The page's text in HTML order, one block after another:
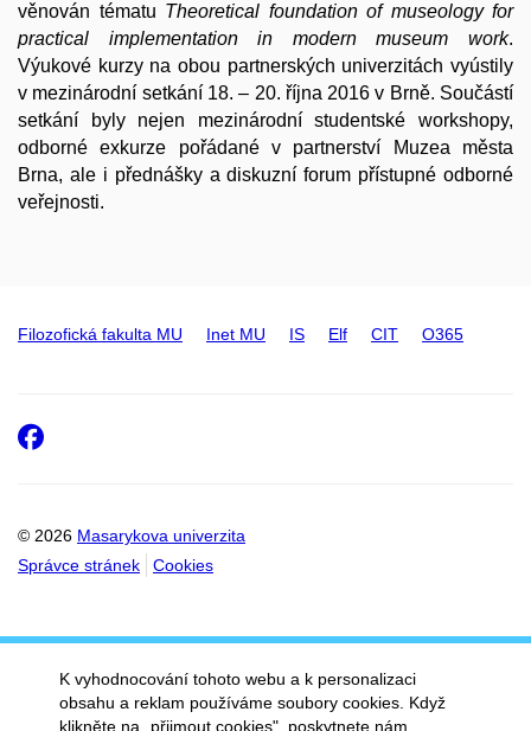
věnován tématu Theoretical foundation of museology for
practical implementation in modern museum work.
Výukové kurzy na obou partnerských univerzitách vyústily
v mezinárodní setkání 18. – 20. října 2016 v Brně. Součástí
setkání byly nejen mezinárodní studentské workshopy,
odborné exkurze pořádané v partnerství Muzea města
Brna, ale i přednášky a diskuzní forum přístupné odborné
veřejnosti.
Filozofická fakulta MU Inet MU IS Elf CIT O365
© 2026 Masarykova univerzita
Správce stránek
Cookies
Facebook
K vyhodnocování tohoto webu a k personalizaci
obsahu a reklam používáme soubory cookies. Když
klikněte na „přijmout cookies", poskytnete nám